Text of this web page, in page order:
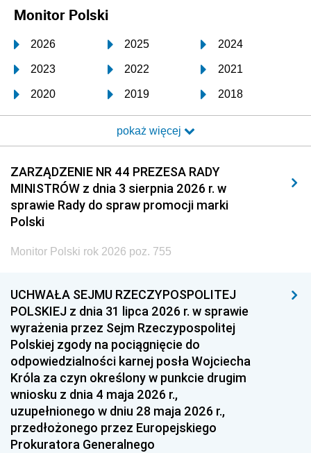
Monitor Polski
2026 2025 2024
2023 2022 2021
2020 2019 2018
2017 2016 2015
2014 2013 2012
2011 2010 2009
2008 2007 2006
2005
1996 1995 1994
1993 1992 1991
1990 1989
1987 1986 1985
1984 1983
1981 1980 1979
1978 1977
pokaż więcej
ZARZĄDZENIE NR 44 PREZESA RADY
MINISTRÓW z dnia 3 sierpnia 2026 r. w
sprawie Rady do spraw promocji marki
Polski
Monitor Polski rok 2026 poz. 755
UCHWAŁA SEJMU RZECZYPOSPOLITEJ
POLSKIEJ z dnia 31 lipca 2026 r. w sprawie
wyrażenia przez Sejm Rzeczypospolitej
Polskiej zgody na pociągnięcie do
odpowiedzialności karnej posła Wojciecha
Króla za czyn określony w punkcie drugim
wniosku z dnia 4 maja 2026 r.,
uzupełnionego w dniu 28 maja 2026 r.,
przedłożonego przez Europejskiego
Prokuratora Generalnego